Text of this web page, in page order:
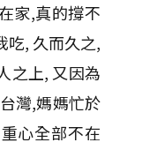
家,真的撐不
吃, 久而久之,
之上, 又因為
灣,媽媽忙於
心全部不在